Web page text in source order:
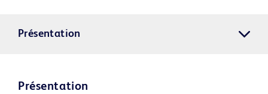
Présentation
Présentation